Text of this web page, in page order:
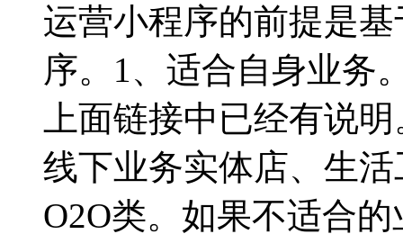
运营小程序的前提是
序。1、适合自身业务
上面链接中已经有说
线下业务实体店、生
O2O类。如果不适合